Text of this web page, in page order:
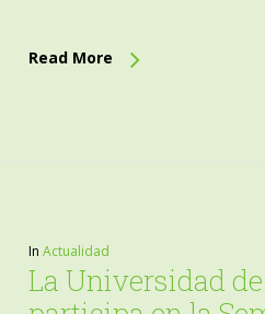
Read More
In Actualidad
La Universidad